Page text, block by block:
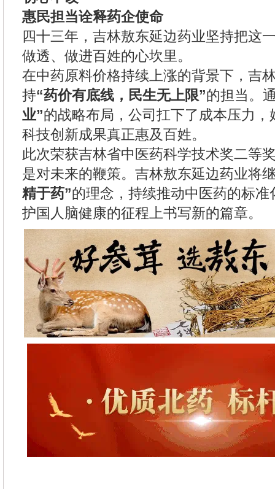
惠民担当诠释药企使命
四十三年，吉林敖东延边药业坚持把这
做透、做进百姓的心坎里。
在中药原料价格持续上涨的背景下，吉
持“药价有底线，民生无上限”的担当。
业”的战略布局，公司扛下了成本压力
科技创新成果真正惠及百姓。
此次荣获吉林省中医药科学技术奖二等
是对未来的鞭策。吉林敖东延边药业将
精于药”的理念，持续推动中医药的标
护国人脑健康的征程上书写新的篇章。